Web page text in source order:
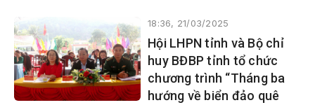
nguyện của tuổi trẻ, góp phần
nâng cao ý thức bảo vệ chủ
quyền biển đảo trong tình hình
mới.
18:36, 21/03/2025
Hội LHPN tỉnh và Bộ chỉ
huy BĐBP tỉnh tổ chức
chương trình “Tháng ba
hướng về biển đảo quê